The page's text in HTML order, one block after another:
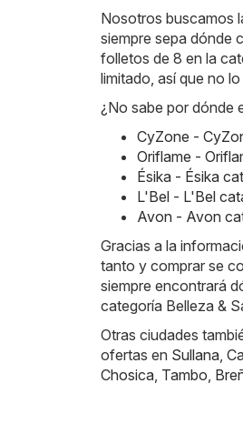
Nosotros buscamos
siempre sepa dónde
folletos de 8 en la
limitado, así que no
¿No sabe por dónde
CyZone -
Oriflame -
Ésika - Ésika
L'Bel - L'Bel
Avon - Avon
Gracias a la
tanto y comprar se
siempre encontrará
categoría Belleza &
Otras ciudades
ofertas en Sullana,
Chosica, Tambo,